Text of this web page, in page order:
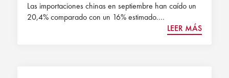
Las importaciones chinas en septiembre han caído un
20,4% comparado con un 16% estimado....
LEER MÁS